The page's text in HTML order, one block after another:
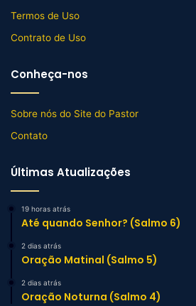
Termos de Uso
Contrato de Uso
Conheça-nos
Sobre nós do Site do Pastor
Contato
Últimas Atualizações
19 horas atrás
Até quando Senhor? (Salmo 6)
2 dias atrás
Oração Matinal (Salmo 5)
2 dias atrás
Oração Noturna (Salmo 4)